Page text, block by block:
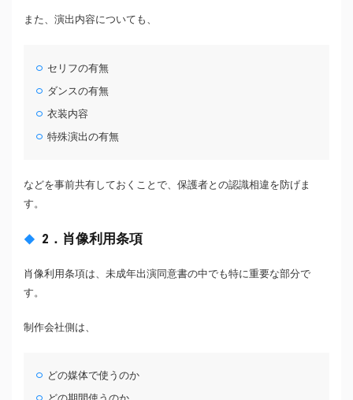
また、演出内容についても、
セリフの有無
ダンスの有無
衣装内容
特殊演出の有無
などを事前共有しておくことで、保護者との認識相違を防げま
す。
2．肖像利用条項
肖像利用条項は、未成年出演同意書の中でも特に重要な部分で
す。
制作会社側は、
どの媒体で使うのか